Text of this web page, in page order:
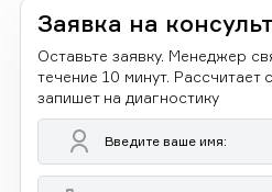
Заявка на
Оставьте заявку. Менеджер
течение 10 минут. Рассчитает
запишет на диагностику